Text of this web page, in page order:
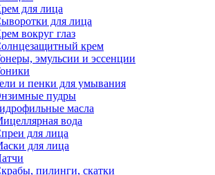
для лица
для лица
вокруг глаз
крем
эмульсии и эссенции
и пенки для умывания
пудры
масла
вода
для лица
для лица
пилинги, скатки